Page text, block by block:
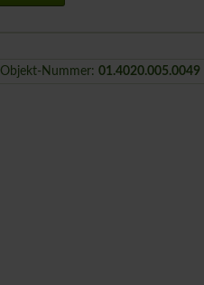
Objekt-Nummer:01.4020.005.0049